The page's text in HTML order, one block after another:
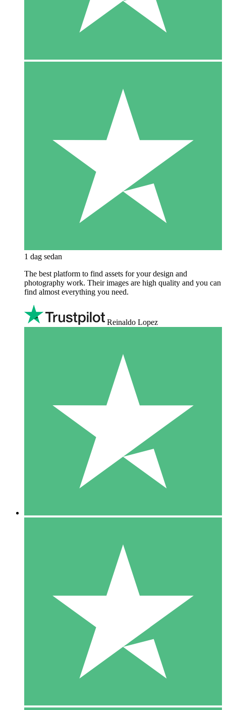
1 dag sedan
The best platform to find assets for your design and
photography work. Their images are high quality and you can
find almost everything you need.
Reinaldo Lopez